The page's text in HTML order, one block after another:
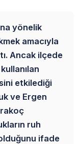
yönelik
amacıyla
Ancak ilçede
etkilediği
ve Ergen
ruh
ifade